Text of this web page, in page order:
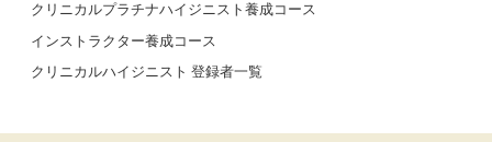
クリニカルプラチナハイジニスト養成コース
インストラクター養成コース
クリニカルハイジニスト 登録者一覧